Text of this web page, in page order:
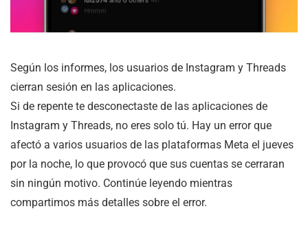
Según los informes, los usuarios de Instagram y Threads
cierran sesión en las aplicaciones.
Si de repente te desconectaste de las aplicaciones de
Instagram y Threads, no eres solo tú. Hay un error que
afectó a varios usuarios de las plataformas Meta el jueves
por la noche, lo que provocó que sus cuentas se cerraran
sin ningún motivo. Continúe leyendo mientras
compartimos más detalles sobre el error.